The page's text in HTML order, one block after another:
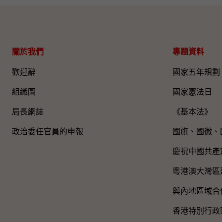
關於我們
歡迎辭
組織圖​
局長網誌
政治委任官員的申報
專題資料
國家五年規劃
國家憲法日
《基本法》
國旗、國徽、
慶祝中國共
粵港澳大灣區
與內地區域合
香港特別行